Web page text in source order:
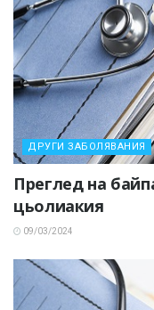
ДРУГИ ЗАБОЛЯВАНИЯ
Преглед на
цьолиакия
09/03/2024